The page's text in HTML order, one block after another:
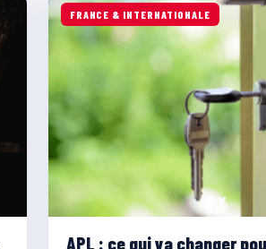
FRANCE & INTERNATIONALE
APL : ce qui va changer